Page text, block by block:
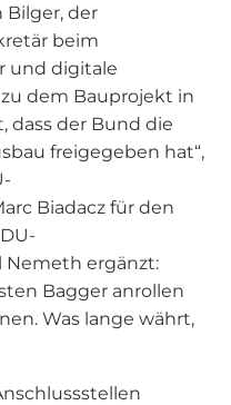
Bilger, der
beim
und digitale
dem Bauprojekt in
dass der Bund die
freigegeben hat“,
Biadacz für den
Nemeth ergänzt:
Bagger anrollen
Was lange währt,